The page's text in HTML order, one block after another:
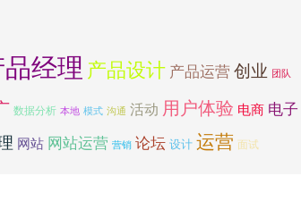
品经理 产品设计 产品运营 创业 团队
数据分析 本地 模式 沟通 活动 用户体验 电商 电子
网站 网站运营 营销 论坛 设计 运营 面试